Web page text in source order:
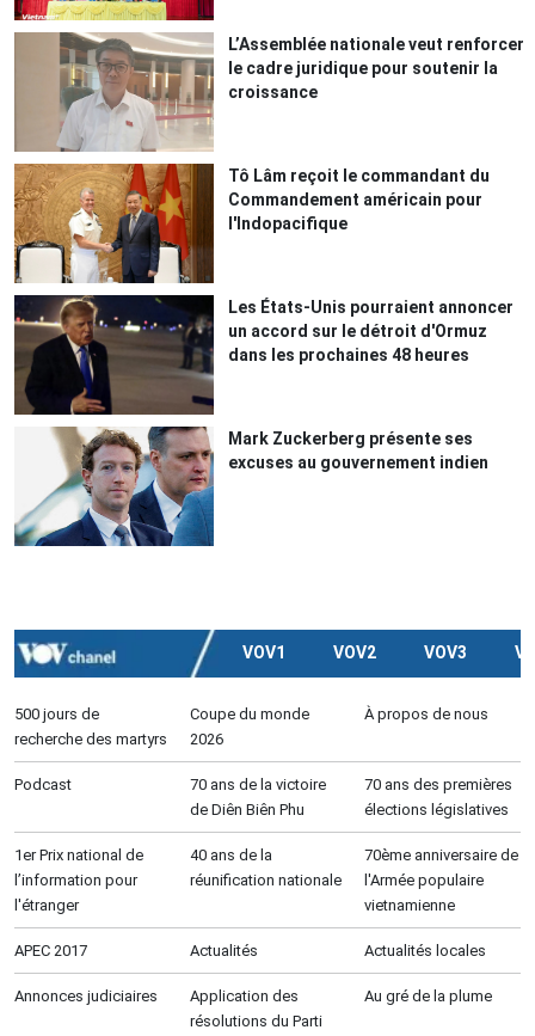
L’Assemblée nationale veut renforcer
le cadre juridique pour soutenir la
croissance
Tô Lâm reçoit le commandant du
Commandement américain pour
l'Indopacifique
Les États-Unis pourraient annoncer
un accord sur le détroit d'Ormuz
dans les prochaines 48 heures
Mark Zuckerberg présente ses
excuses au gouvernement indien
VOV1 VOV2 VOV3
500 jours de
recherche des martyrs
Coupe du monde
2026
À propos de nous
Podcast
70 ans de la victoire
de Diên Biên Phu
70 ans des premières
élections législatives
1er Prix national de
l’information pour
l'étranger
40 ans de la
réunification nationale
70ème anniversaire de
l'Armée populaire
vietnamienne
APEC 2017 Actualités Actualités locales
Annonces judiciaires
Application des
résolutions du Parti
Au gré de la plume